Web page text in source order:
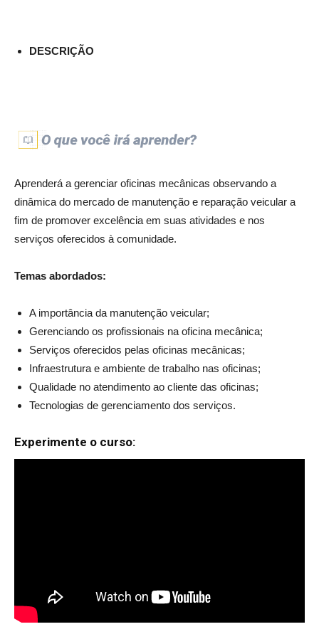
DESCRIÇÃO
Aprenderá a gerenciar oficinas mecânicas observando a
dinâmica do mercado de manutenção e reparação veicular a
fim de promover excelência em suas atividades e nos
serviços oferecidos à comunidade.
Temas abordados:
A importância da manutenção veicular;
Gerenciando os profissionais na oficina mecânica;
Serviços oferecidos pelas oficinas mecânicas;
Infraestrutura e ambiente de trabalho nas oficinas;
Qualidade no atendimento ao cliente das oficinas;
Tecnologias de gerenciamento dos serviços.
Experimente o curso: